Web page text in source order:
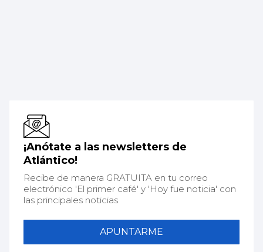
¡Anótate a las newsletters de
Atlántico!
Recibe de manera GRATUITA en tu correo
electrónico 'El primer café' y 'Hoy fue noticia' con
las principales noticias.
APUNTARME